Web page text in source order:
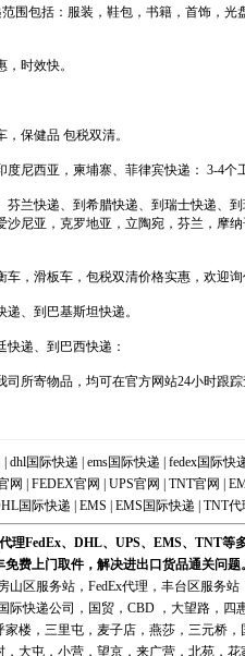
围包括：服装，鞋包，书籍，首饰，
时效快。
保健品 包税双清。
尼西亚，柬埔寨、菲律宾快递： 3-4个
兰快递、到希腊快递、到瑞士快递、
尼亚，克罗地亚，立陶宛，芬兰，摩
，滑板车，包税双清价格实惠，欢迎
、到巴基斯坦快递。
递、到巴西快递：
所寄物品，均可在官方网站24小时跟
dhl国际快递 ems国际快递
fedex国际快
网 FEDEX官网 UPS官网 TNT官网
国际快递 EMS EMS国际快递 TNT代
理FedEx、DHL、UPS、EMS、TNT
费上门取件，解决进出口货品通关问题
山区服务站 ， FedEx代理 ， 丰台区服务站
国际快递公司 ，国贸，CBD ，大望路，
楼，三里屯，麦子店，燕莎，三元桥
大屯，小营，望京，来广营，北苑，